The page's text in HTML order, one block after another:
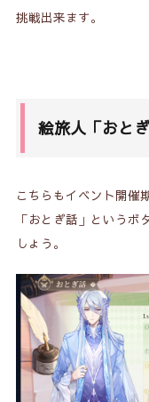
挑戦出来ます。
絵旅人「おと
こちらもイベント開催
「おとぎ話」というボ
しょう。